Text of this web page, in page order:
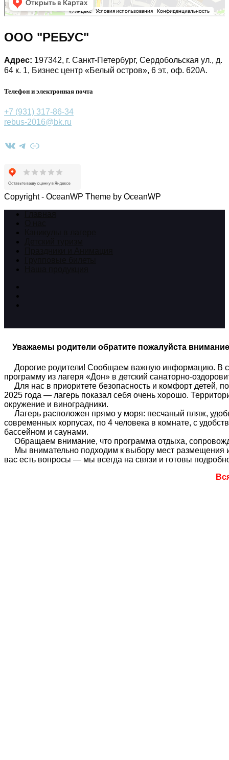
ООО "РЕБУС"
Адрес: 197342, г. Санкт-Петербург, Сердобольская ул., д.
64 к. 1, Бизнес центр «Белый остров», 6 эт., оф. 620А.
Телефон и электронная почта
+7 (931) 317-86-34
rebus-2016@bk.ru
ВКонтакте
Telegram
Ссылка
Copyright - OceanWP Theme by OceanWP
Уважаемы родители обратите пожалуйста внимание
Дорогие родители! Сообщаем важную информацию. В
программу из лагеря «Дон» в детский санаторно-
Для нас в приоритете безопасность и комфорт детей,
2025 года — лагерь показал себя очень хорошо.
окружение и виноградники.
Лагерь расположен прямо у моря: песчаный пляж,
современных корпусах, по 4 человека в комнате, с
бассейном и саунами.
Обращаем внимание, что программа отдыха,
Мы внимательно подходим к выбору мест размещения
вас есть вопросы — мы всегда на связи и готовы